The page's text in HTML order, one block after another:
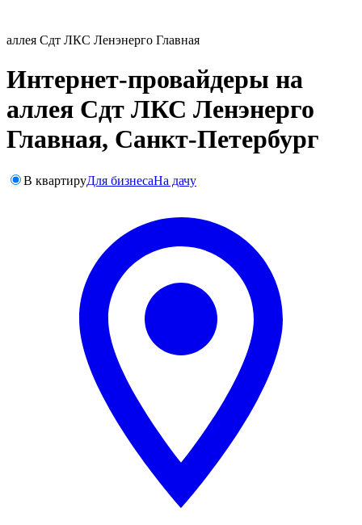
аллея Сдт ЛКС Ленэнерго Главная
Интернет-провайдеры на
аллея Сдт ЛКС Ленэнерго
Главная, Санкт-Петербург
В квартируДля бизнесаНа дачу